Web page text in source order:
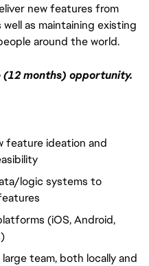
new features from
as maintaining existing
around the world.
months) opportunity.
feature ideation and
logic systems to
(iOS, Android,
team, both locally and